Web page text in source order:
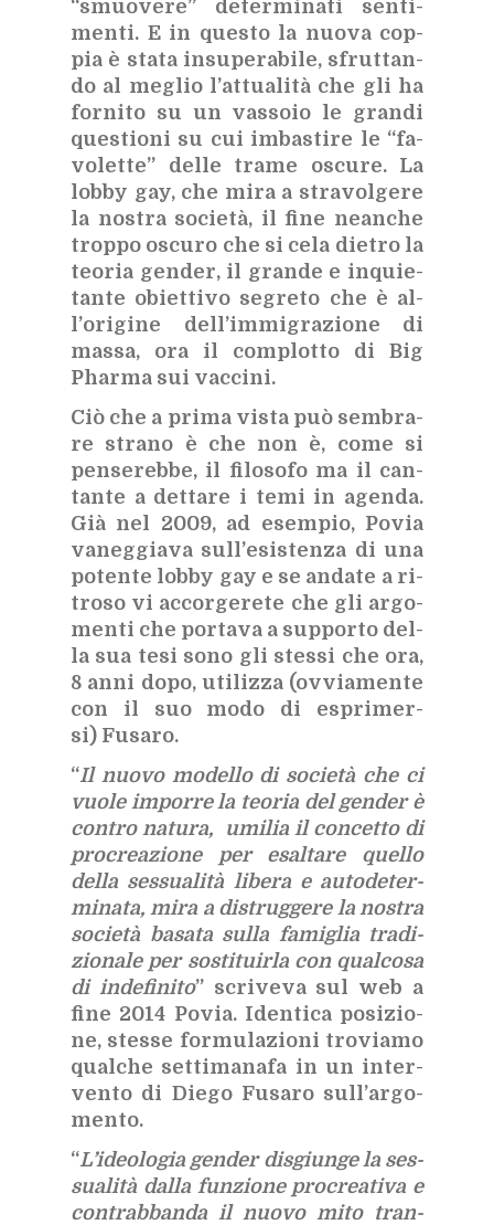
“smuo­ve­re” de­ter­mi­na­ti sen­ti­
men­ti. E in que­sto la nuo­va cop­
pia è sta­ta in­su­pe­ra­bi­le, sfrut­tan­
do al me­glio l’at­tua­li­tà che gli ha
for­ni­to su un vas­so­io le gran­di
que­stio­ni su cui im­ba­sti­re le “fa­
vo­let­te” del­le tra­me oscu­re. La
lob­by gay, che mira a stra­vol­ge­re
la no­stra so­cie­tà, il fine nean­che
trop­po oscu­ro che si cela die­tro la
teo­ria gen­der, il gran­de e in­quie­
tan­te obiet­ti­vo se­gre­to che è al­
l’o­ri­gi­ne del­l’im­mi­gra­zio­ne di
mas­sa, ora il com­plot­to di Big
Phar­ma sui vac­ci­ni.
Ciò che a pri­ma vi­sta può sem­bra­
re stra­no è che non è, come si
pen­se­reb­be, il fi­lo­so­fo ma il can­
tan­te a det­ta­re i temi in agen­da.
Già nel 2009, ad esem­pio, Po­via
va­neg­gia­va sul­l’e­si­sten­za di una
po­ten­te lob­by gay e se an­da­te a ri­
tro­so vi ac­cor­ge­re­te che gli ar­go­
men­ti che por­ta­va a sup­por­to del­
la sua tesi sono gli stes­si che ora,
8 anni dopo, uti­liz­za (ov­via­men­te
con il suo modo di espri­mer­
si) Fu­sa­ro.
“Il nuo­vo mo­del­lo di so­cie­tà che ci
vuo­le im­por­re la teo­ria del gen­der è
con­tro na­tu­ra, umi­lia il con­cet­to di
pro­crea­zio­ne per esal­ta­re quel­lo
del­la ses­sua­li­tà li­be­ra e au­to­de­ter­
mi­na­ta, mira a di­strug­ge­re la no­stra
so­cie­tà ba­sa­ta sul­la fa­mi­glia tra­di­
zio­na­le per so­sti­tuir­la con qual­co­sa
di in­de­fi­ni­to” scri­ve­va sul web a
fine 2014 Po­via. Iden­ti­ca po­si­zio­
ne, stes­se for­mu­la­zio­ni tro­via­mo
qual­che set­ti­ma­na­fa in un in­ter­
ven­to di Die­go Fu­sa­ro sul­l’ar­go­
men­to.
“L’i­deo­lo­gia gen­der di­sgiun­ge la ses­
sua­li­tà dal­la fun­zio­ne pro­crea­ti­va e
con­trab­ban­da il nuo­vo mito tran­